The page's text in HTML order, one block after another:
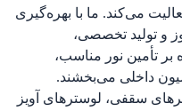
می‌کند. ما با بهره‌گیری
و تولید تخصصی،
بر تأمین نور مناسب،
داخلی می‌بخشند.
سقفی، لوسترهای آویز